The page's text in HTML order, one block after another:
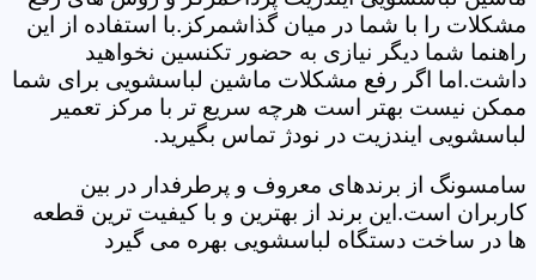
مشکلات را با شما در میان گذاشمرکز.با استفاده از این
راهنما شما دیگر نیازی به حضور تکنسین نخواهید
داشت.اما اگر رفع مشکلات ماشین لباسشویی برای شما
ممکن نیست بهتر است هرچه سریع تر با مرکز تعمیر
لباسشویی ایندزیت در نودژ تماس بگیرید.
سامسونگ از برندهای معروف و پرطرفدار در بین
کاربران است.این برند از بهترین و با کیفیت ترین قطعه
ها در ساخت دستگاه لباسشویی بهره می گیرد